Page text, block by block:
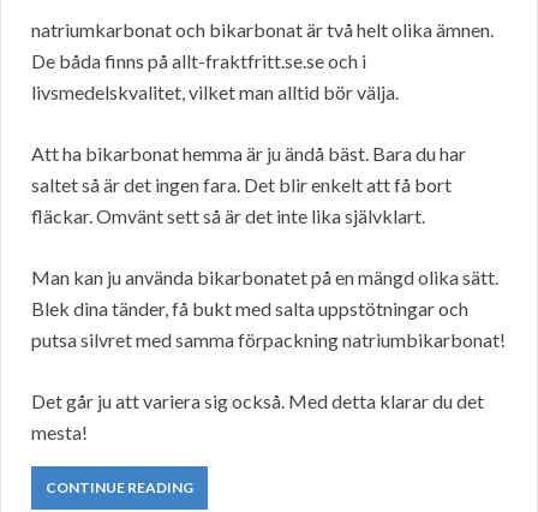
natriumkarbonat och bikarbonat är två helt olika ämnen.
De båda finns på allt-fraktfritt.se.se och i
livsmedelskvalitet, vilket man alltid bör välja.
Att ha bikarbonat hemma är ju ändå bäst. Bara du har
saltet så är det ingen fara. Det blir enkelt att få bort
fläckar. Omvänt sett så är det inte lika självklart.
Man kan ju använda bikarbonatet på en mängd olika sätt.
Blek dina tänder, få bukt med salta uppstötningar och
putsa silvret med samma förpackning natriumbikarbonat!
Det går ju att variera sig också. Med detta klarar du det
mesta!
CONTINUE READING